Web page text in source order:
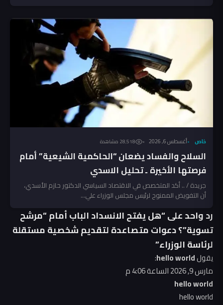
خاص أغسطس 6, 2026 28٬518 مشاهدة
السلاح والفساد يضعان “الحاكمية الشيعية” أمام
فرصتها الأخيرة ـ تحليل الاسدي
جريدة / .. أكد المتخصص في الاقتصاد السياسي الدكتور حازم الأسدي،
أن التفويض الممنوح لرئيس مجلس الوزراء علي...
رد واحد على “هل يفتح الانسداد الباب أمام “مرشح
تسوية”؟ دعوات متصاعدة لتقديم شخصية مستقلة
لرئاسة الوزراء”
يقولhello world
:
مارس 9, 2026 الساعة 4:06 م
hello world
hello world